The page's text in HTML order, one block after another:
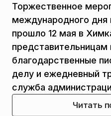
Торжественное
международного
прошло 12 мая в
благодарственные
делу и ежедневный
служба
Читать